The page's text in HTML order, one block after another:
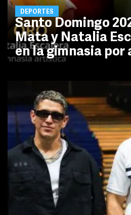
DEPORTES
Santo Domingo
Mata y Natalia
en la gimnasia por